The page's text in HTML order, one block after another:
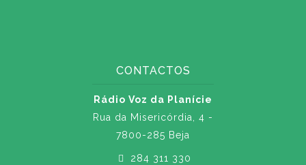
CONTACTOS
Rádio Voz da Planície
Rua da Misericórdia, 4 -
7800-285 Beja
284 311 330